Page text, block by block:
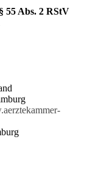
55 Abs. 2 RStV